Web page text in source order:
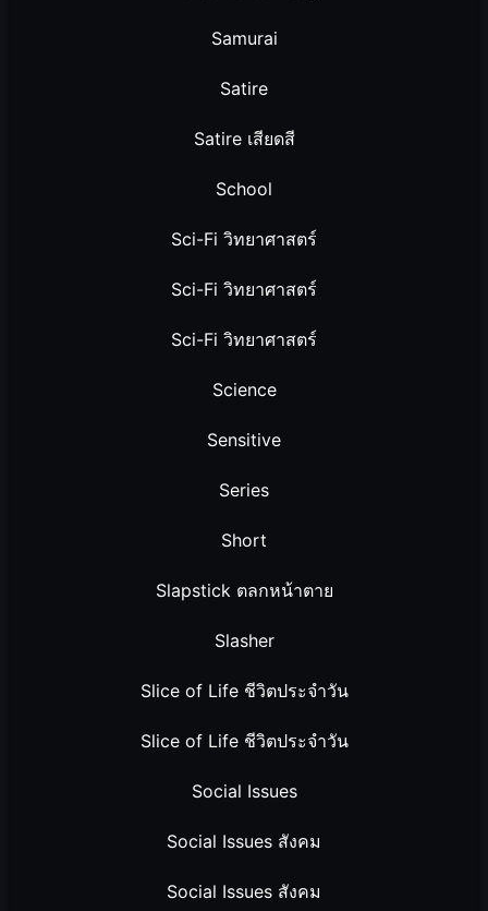
Samurai
Satire
Satire เสียดสี
School
Sci-Fi วิทยาศาสตร์
Sci-Fi วิทยาศาสตร์
Sci-Fi วิทยาศาสตร์
Science
Sensitive
Series
Short
Slapstick ตลกหน้าตาย
Slasher
Slice of Life ชีวิตประจำวัน
Slice of Life ชีวิตประจำวัน
Social Issues
Social Issues สังคม
Social Issues สังคม